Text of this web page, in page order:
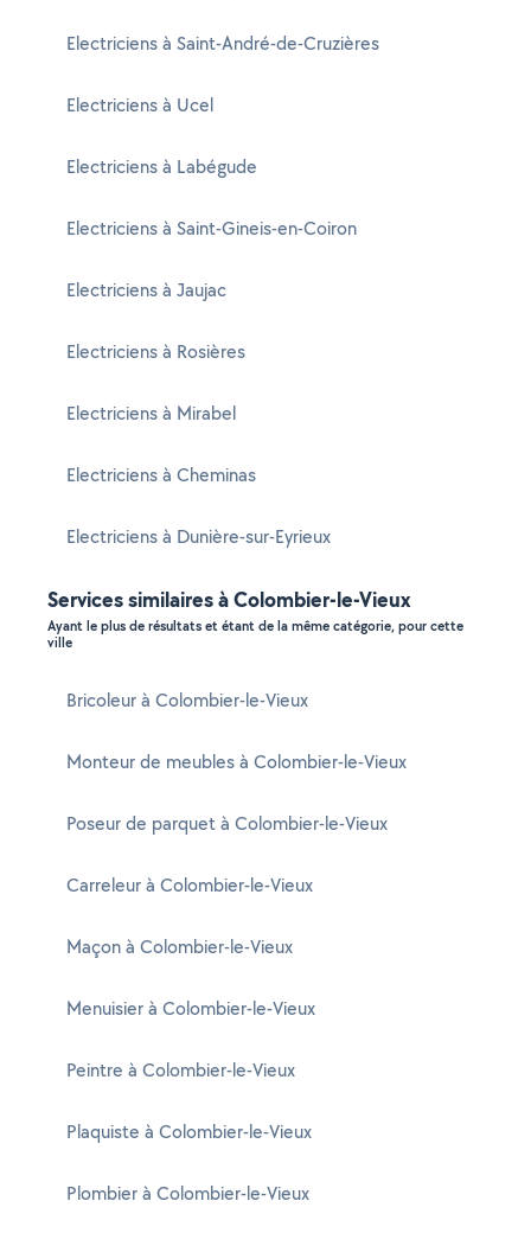
Electriciens à Saint-André-de-Cruzières
Electriciens à Ucel
Electriciens à Labégude
Electriciens à Saint-Gineis-en-Coiron
Electriciens à Jaujac
Electriciens à Rosières
Electriciens à Mirabel
Electriciens à Cheminas
Electriciens à Dunière-sur-Eyrieux
Services similaires à Colombier-le-Vieux
Ayant le plus de résultats et étant de la même catégorie, pour cette
ville
Bricoleur à Colombier-le-Vieux
Monteur de meubles à Colombier-le-Vieux
Poseur de parquet à Colombier-le-Vieux
Carreleur à Colombier-le-Vieux
Maçon à Colombier-le-Vieux
Menuisier à Colombier-le-Vieux
Peintre à Colombier-le-Vieux
Plaquiste à Colombier-le-Vieux
Plombier à Colombier-le-Vieux